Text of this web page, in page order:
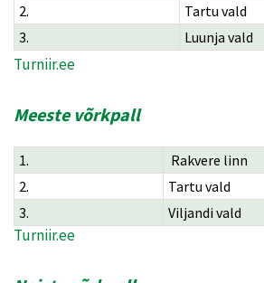
2.
Tartu vald
3.
Luunja vald
Turniir.ee
Meeste võrkpall
1.
Rakvere linn
2.
Tartu vald
3.
Viljandi vald
Turniir.ee